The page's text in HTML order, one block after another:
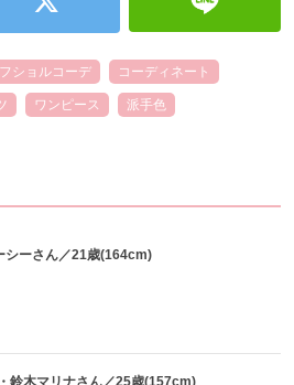
ショルコーデ コーディネート
ワンピース 派手色
シーさん／21歳(164cm)
鈴木マリナさん／25歳(157cm)